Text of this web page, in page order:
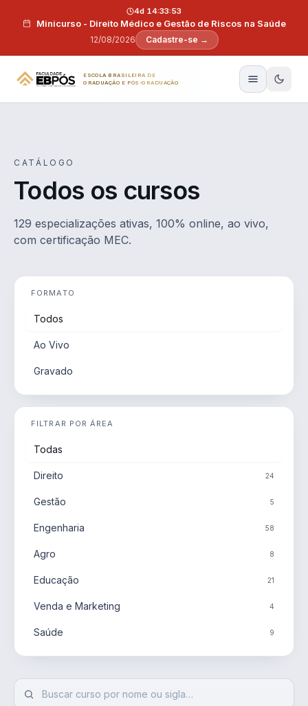
Minicurso - Direito Médico e Gestão de Riscos na Saúde
12/08/2026
4d 14:33:52
Cadastre-se →
ESCOLA BRASILEIRA DE
GRADUAÇÃO E PÓS-GRADUAÇÃO
CATÁLOGO
Todos os cursos
129 especializações ativas, 100% online, ao vivo,
com certificação MEC.
FORMATO
Todos
Ao Vivo
Gravado
FILTRAR POR ÁREA
Todas
Direito 24
Gestão 5
Engenharia 58
Agro 8
Educação 21
Venda e Marketing 4
Saúde 9